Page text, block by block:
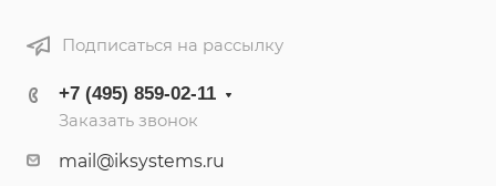
Подписаться на рассылку
+7 (495) 859-02-11
Заказать звонок
mail@iksystems.ru